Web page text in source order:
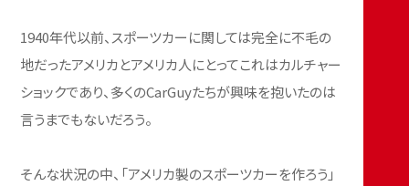
1940年代以前、スポーツカーに関しては完全に不毛の
地だったアメリカとアメリカ人にとってこれはカルチャー
ショックであり、多くのCarGuyたちが興味を抱いたのは
言うまでもないだろう。
そんな状況の中、「アメリカ製のスポーツカーを作ろう」